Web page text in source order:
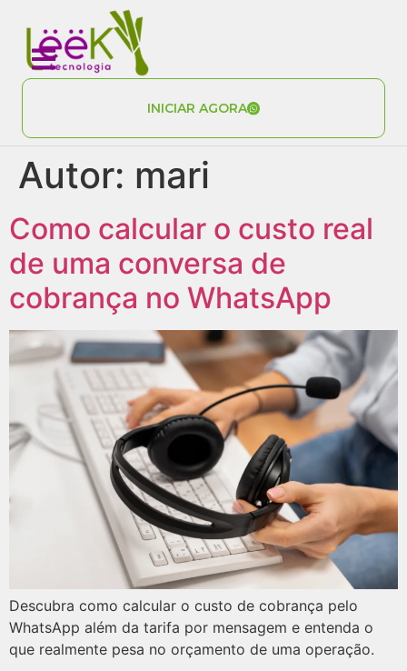
INICIAR AGORA
Autor: mari
Como calcular o custo real
de uma conversa de
cobrança no WhatsApp
Descubra como calcular o custo de cobrança pelo
WhatsApp além da tarifa por mensagem e entenda o
que realmente pesa no orçamento de uma operação.